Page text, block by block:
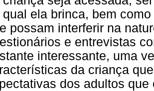
qual ela brinca, bem
possam interferir na
e entrevistas
interessante, uma
da criança
dos adultos